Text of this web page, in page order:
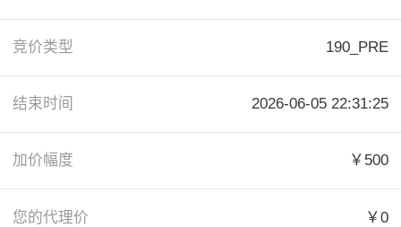
竞价类型 190_PRE
结束时间 2026-06-05 22:31:25
加价幅度 ￥500
您的代理价 ￥0